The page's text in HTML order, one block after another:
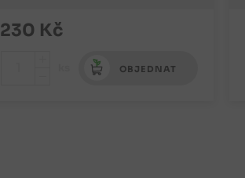
230 Kč
OBJEDNAT